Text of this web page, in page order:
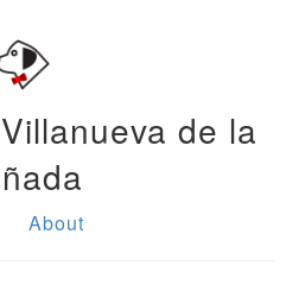
de la
About